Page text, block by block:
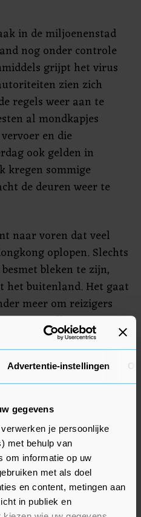
Advertentie-instellingen
gegevens
verwerken je persoonlijke
met behulp van
om informatie op uw
met als doel
en content, metingen aan
in publiek en
in de miljoenenstad
nog onder controle
grijpt het virus
zien zich
regels weer aan te
al mondkapjes
en die
ook gelden in
kregen sommige
de deuren weer te
naar voren dat veel
oplopen. Slechts
bleken te zijn,
het buitenland. Het gaat
meer om reizigers
Bij tientallen mensen
raakten, kon niet
waar dat precies
2132 besmettingen en